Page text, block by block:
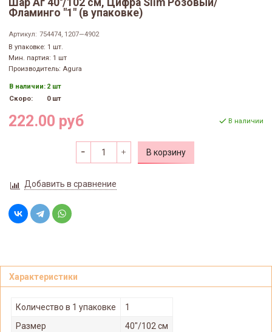
Шар Аг 40''/102 см, Цифра Slim Розовый/
Фламинго "1" (в упаковке)
Артикул: 754474, 1207—4902
В упаковке: 1 шт.
Мин. партия: 1 шт
Производитель: Agura
В наличии: 2 шт
Скоро:
0 шт
222.00 руб В наличии
В корзину
Добавить в сравнение
Характеристики
Количество в 1 упаковке
1
Размер
40"/102 см